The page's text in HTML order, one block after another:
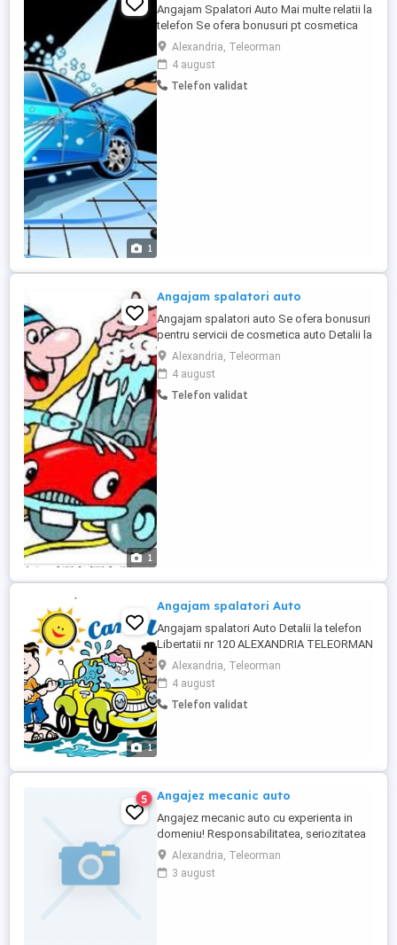
1
Angajam Spalatori Auto Mai multe relatii la
telefon Se ofera bonusuri pt cosmetica
auto Libertatii nr 120 ALEXANDRIA
TELEORMAN
Alexandria, Teleorman
4 august
Telefon validat
1
Angajam spalatori auto
Angajam spalatori auto Se ofera bonusuri
pentru servicii de cosmetica auto Detalii la
telefon,sau la sediu din Str Libertatii Nr
120 ALEXANDRIA TELEORMAN
Alexandria, Teleorman
4 august
Telefon validat
1
Angajam spalatori Auto
Angajam spalatori Auto Detalii la telefon
Libertatii nr 120 ALEXANDRIA TELEORMAN
Alexandria, Teleorman
4 august
Telefon validat
5 Angajez mecanic auto
Angajez mecanic auto cu experienta in
domeniu! Responsabilitatea, seriozitatea
si implicarea reprezinta atuuri bine venite.
Programul de lucru este full-time. Oferim
contract de munca si conditii salariale
Alexandria, Teleorman
3 august